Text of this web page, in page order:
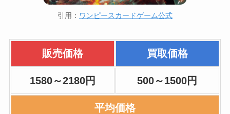
引用： ワンピースカードゲーム公式
販売価格 買取価格
1580～2180円 500～1500円
平均価格